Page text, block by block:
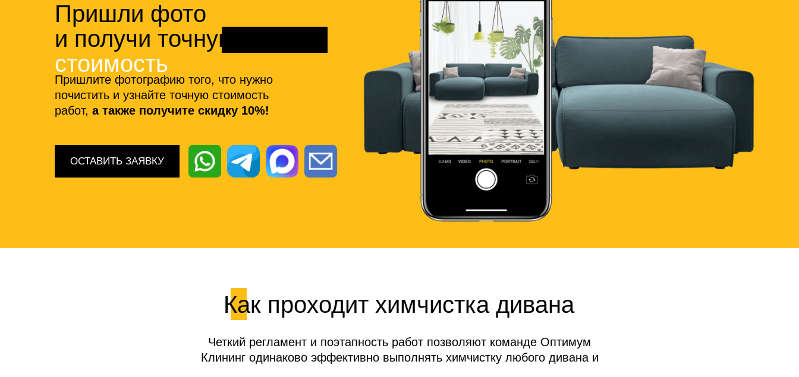
Пришлите фотографию того, что нужно
почистить и узнайте точную стоимость
работ, а также получите скидку 10%!
Пришли фото
и получи точную
стоимость
ОСТАВИТЬ ЗАЯВКУ
Как проходит химчистка дивана
Четкий регламент и поэтапность работ позволяют команде Оптимум
Клининг одинаково эффективно выполнять химчистку любого дивана и